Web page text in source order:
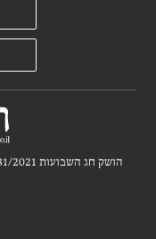
הושק חג השבועות 5781/2021 | זכויות יוצרים ©